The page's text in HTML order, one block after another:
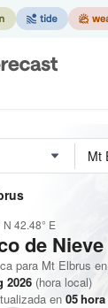
N 42.48° E
de Nieve
para Mt Elbrus en
2026 (hora local)
en 05hora